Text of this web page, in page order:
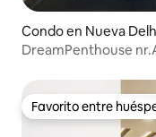
Condo en Nueva
DreamPenthouse
Favorito entre
Favorito entre